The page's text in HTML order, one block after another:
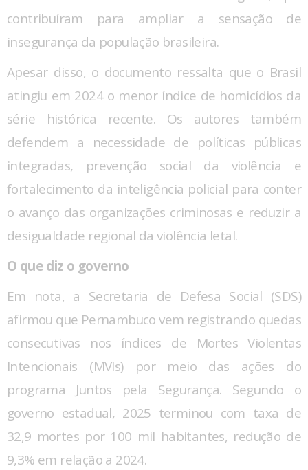
contribuíram para ampliar a sensação de
insegurança da população brasileira.
Apesar disso, o documento ressalta que o Brasil
atingiu em 2024 o menor índice de homicídios da
série histórica recente. Os autores também
defendem a necessidade de políticas públicas
integradas, prevenção social da violência e
fortalecimento da inteligência policial para conter
o avanço das organizações criminosas e reduzir a
desigualdade regional da violência letal.
O que diz o governo
Em nota, a Secretaria de Defesa Social (SDS)
afirmou que Pernambuco vem registrando quedas
consecutivas nos índices de Mortes Violentas
Intencionais (MVIs) por meio das ações do
programa Juntos pela Segurança. Segundo o
governo estadual, 2025 terminou com taxa de
32,9 mortes por 100 mil habitantes, redução de
9,3% em relação a 2024.